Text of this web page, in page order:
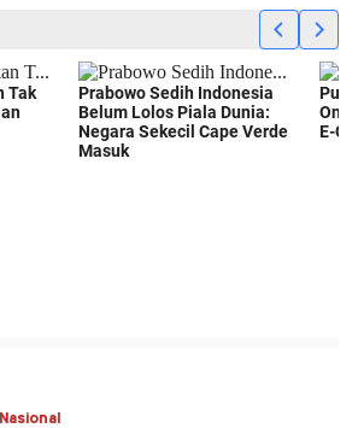
Nasional